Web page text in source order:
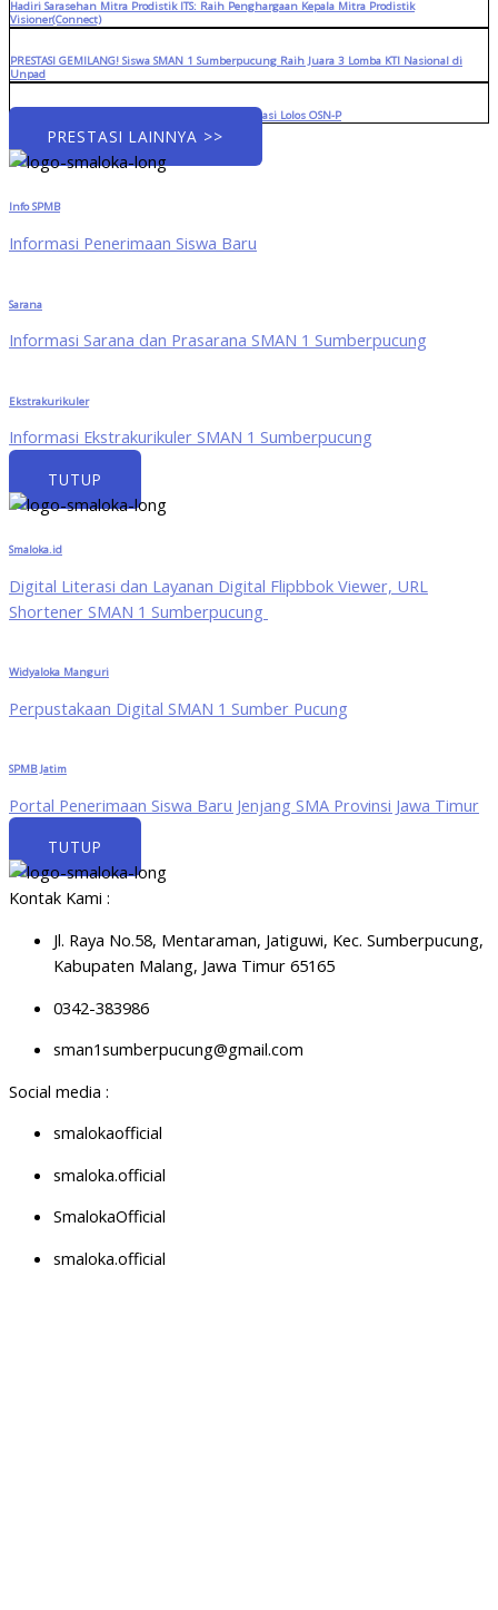
Hadiri Sarasehan Mitra Prodistik ITS: Raih Penghargaan Kepala Mitra Prodistik
Visioner(Connect)
PRESTASI GEMILANG! Siswa SMAN 1 Sumberpucung Raih Juara 3 Lomba KTI Nasional di
Unpad
Menuju Panggung Provinsi: Tiga Siswa Berprestasi Lolos OSN-P
PRESTASI LAINNYA >>
Info SPMB
Informasi Penerimaan Siswa Baru
Sarana
Informasi Sarana dan Prasarana SMAN 1 Sumberpucung
Ekstrakurikuler
Informasi Ekstrakurikuler SMAN 1 Sumberpucung
TUTUP
Smaloka.id
Digital Literasi dan Layanan Digital Flipbbok Viewer, URL
Shortener SMAN 1 Sumberpucung
Widyaloka Manguri
Perpustakaan Digital SMAN 1 Sumber Pucung
SPMB Jatim
Portal Penerimaan Siswa Baru Jenjang SMA Provinsi Jawa Timur
TUTUP
Kontak Kami :
Jl. Raya No.58, Mentaraman, Jatiguwi, Kec. Sumberpucung,
Kabupaten Malang, Jawa Timur 65165
0342-383986
sman1sumberpucung@gmail.com
Social media :
smalokaofficial
smaloka.official
SmalokaOfficial
smaloka.official